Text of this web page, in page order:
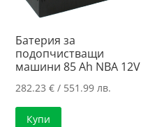
Батерия за
подопчистващи
машини 85 Ah NBA 12V
282.23€ / 551.99 лв.
Купи